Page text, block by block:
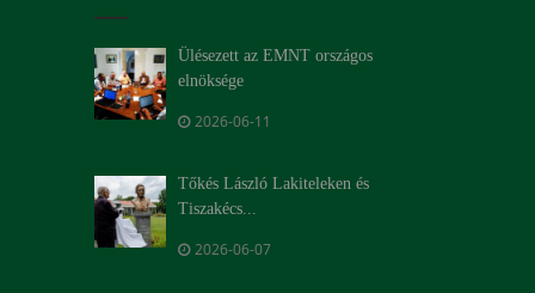
Ülésezett az EMNT országos
elnöksége
2026-06-11
Tőkés László Lakiteleken és
Tiszakécs...
2026-06-07